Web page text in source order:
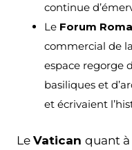
continue
Le Forum
commercial de
espace regorge
basiliques et
et écrivaient
Le Vatican quant à